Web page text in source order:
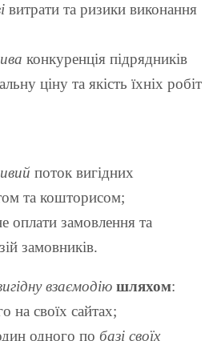
витрати та ризики виконання
конкуренція підрядників
ціну та якість їхніх робіт
поток вигідних
та кошторисом;
оплати замовлення та
замовників.
взаємодію шляхом:
на своїх сайтах;
одного по базі своїх